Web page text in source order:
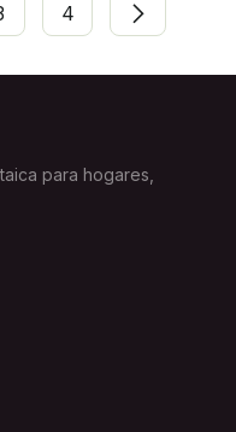
4
para hogares,